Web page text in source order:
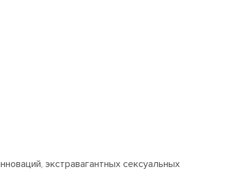
экстравагантных сексуальных